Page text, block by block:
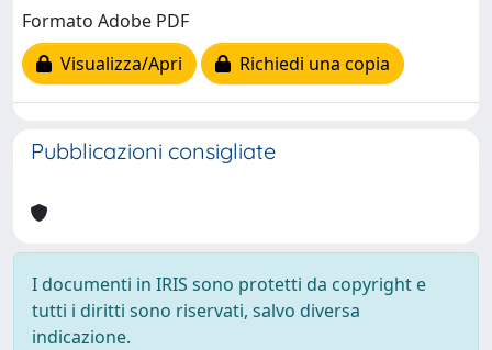
Formato Adobe PDF
Visualizza/Apri
Richiedi una copia
Pubblicazioni consigliate
I documenti in IRIS sono protetti da copyright e
tutti i diritti sono riservati, salvo diversa
indicazione.